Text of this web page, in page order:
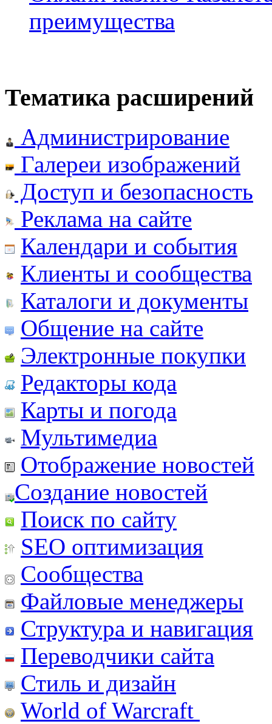
преимущества
Тематика расширений
Администрирование
Галереи изображений
Доступ и безопасность
Реклама на сайте
Календари и события
Клиенты и сообщества
Каталоги и документы
Общение на сайте
Электронные покупки
Редакторы кода
Карты и погода
Мультимедиа
Отображение новостей
Создание новостей
Поиск по сайту
SEO оптимизация
Сообщества
Файловые менеджеры
Структура и навигация
Переводчики сайта
Стиль и дизайн
World of Warcraft